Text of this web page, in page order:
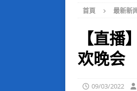
首頁 最新新
【直
欢晚会
09/03/2022